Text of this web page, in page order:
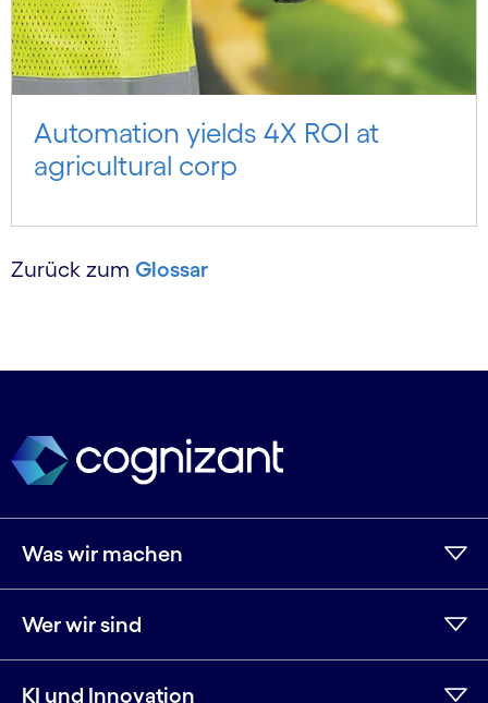
Automation yields 4X ROI at
agricultural corp
Zurück zum Glossar
Was wir machen
Wer wir sind
KI und Innovation